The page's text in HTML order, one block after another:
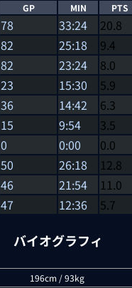
GP MIN PTS
78 33:24 20.8
82 25:18 9.4
82 23:24 8.0
23 15:30 5.9
36 14:42 6.3
15 9:54 3.5
0 0:00 0.0
50 26:18 12.8
46 21:54 11.0
47 12:36 5.7
バイオグラフィ
196cm / 93kg